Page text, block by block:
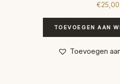
€25,00
TOEVOEGEN AAN
Toevoegen